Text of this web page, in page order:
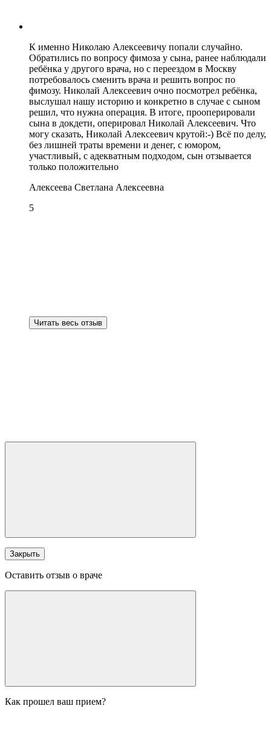
К именно Николаю Алексеевичу попали случайно.
Обратились по вопросу фимоза у сына, ранее наблюдали
ребёнка у другого врача, но с переездом в Москву
потребовалось сменить врача и решить вопрос по
фимозу. Николай Алексеевич очно посмотрел ребёнка,
выслушал нашу историю и конкретно в случае с сыном
решил, что нужна операция. В итоге, прооперировали
сына в докдети, оперировал Николай Алексеевич. Что
могу сказать, Николай Алексеевич крутой:-) Всё по делу,
без лишней траты времени и денег, с юмором,
участливый, с адекватным подходом, сын отзывается
только положительно
Алексеева Светлана Алексеевна
5
Читать весь отзыв
Закрыть
Оставить отзыв о враче
Как прошел ваш прием?